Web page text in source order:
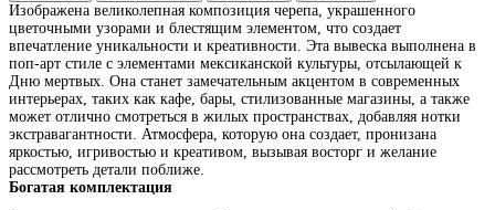
Изображена великолепная композиция черепа, украшенного
цветочными узорами и блестящим элементом, что создает
впечатление уникальности и креативности. Эта вывеска выполнена в
поп-арт стиле с элементами мексиканской культуры, отсылающей к
Дню мертвых. Она станет замечательным акцентом в современных
интерьерах, таких как кафе, бары, стилизованные магазины, а также
может отлично смотреться в жилых пространствах, добавляя нотки
экстравагантности. Атмосфера, которую она создает, пронизана
яркостью, игривостью и креативом, вызывая восторг и желание
рассмотреть детали поближе.
Богатая комплектация